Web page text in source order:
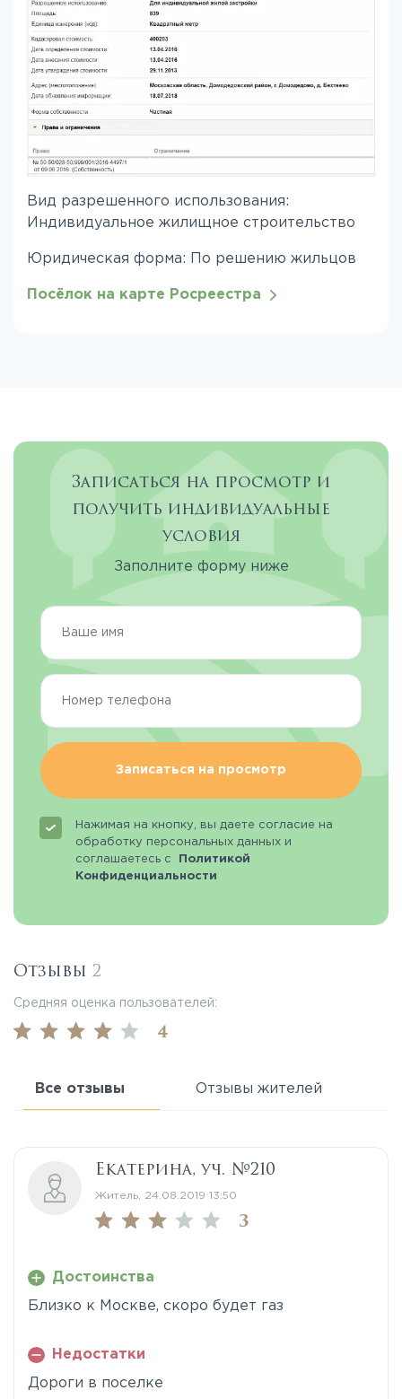
Вид разрешенного использования:
Индивидуальное жилищное строительство
Юридическая форма: По решению жильцов
Посёлок на карте Росреестра
Записаться на просмотр и
получить индивидуальные
условия
Заполните форму ниже
Записаться на просмотр
Нажимая на кнопку, вы даете согласие на
обработку персональных данных и
соглашаетесь с
Политикой
Конфиденциальности
Отзывы 2
Средняя оценка пользователей:
4
Все отзывы Отзывы жителей
Екатерина, уч. №210
Житель, 24.08.2019 13:50
3
Достоинства
Близко к Москве, скоро будет газ
Недостатки
Дороги в поселке